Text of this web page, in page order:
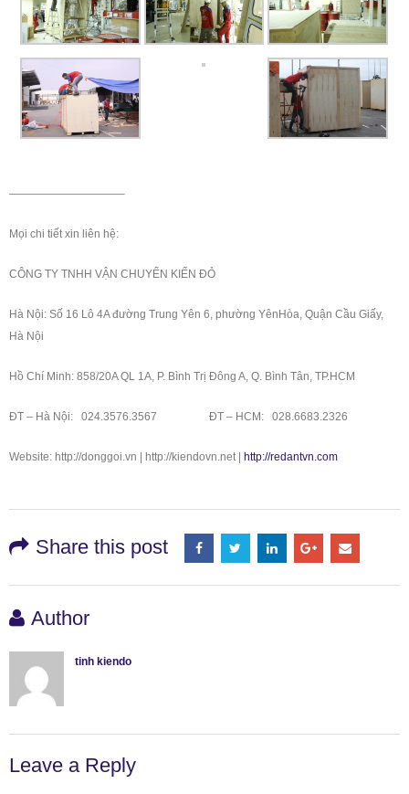
——————————–
Mọi chi tiết xin liên hệ:
CÔNG TY TNHH VẬN CHUYỂN KIẾN ĐỎ
Hà Nội: Số 16 Lô 4A đường Trung Yên 6, phường YênHòa, Quận Cầu Giấy,
Hà Nội
Hồ Chí Minh: 858/20A QL 1A, P. Bình Trị Đông A, Q. Bình Tân, TP.HCM
ĐT – Hà Nội: 024.3576.3567 ĐT – HCM: 028.6683.2326
Website: http://donggoi.vn | http://kiendovn.net | http://redantvn.com
Share this post
Author
tinh kiendo
Leave a Reply